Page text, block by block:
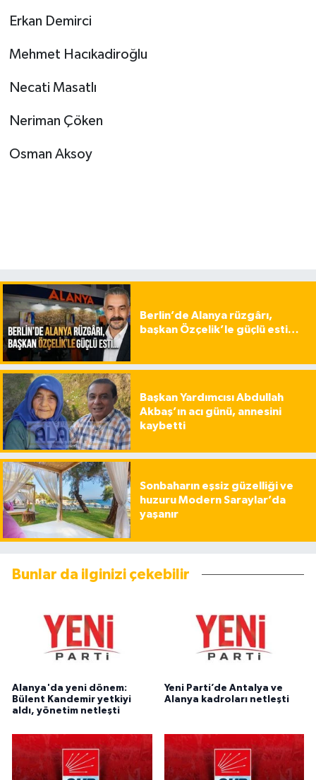
Erkan Demirci
Mehmet Hacıkadiroğlu
Necati Masatlı
Neriman Çöken
Osman Aksoy
Berlin’de Alanya rüzgârı,
başkan Özçelik’le güçlü esti…
Başkan Yardımcısı Abdullah
Akbaş’ın acı günü, annesini
kaybetti
Sonbaharın eşsiz güzelliği ve
huzuru Modern Saraylar’da
yaşanır
Bunlar da ilginizi çekebilir
Alanya'da yeni dönem:
Bülent Kandemir yetkiyi
aldı, yönetim netleşti
Yeni Parti’de Antalya ve
Alanya kadroları netleşti